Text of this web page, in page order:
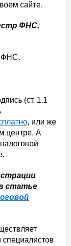
сайте.
ФНС,
ФНС.
(ст. 1.1
, или же
центре. А
статье